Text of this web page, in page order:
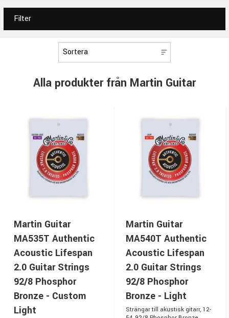
Filter
Alla produkter från Martin Guitar
Martin Guitar
MA535T Authentic
Acoustic Lifespan
2.0 Guitar Strings
92/8 Phosphor
Bronze - Custom
Light
Martin Guitar
MA540T Authentic
Acoustic Lifespan
2.0 Guitar Strings
92/8 Phosphor
Bronze - Light
Strängar till akustisk gitarr, 12-